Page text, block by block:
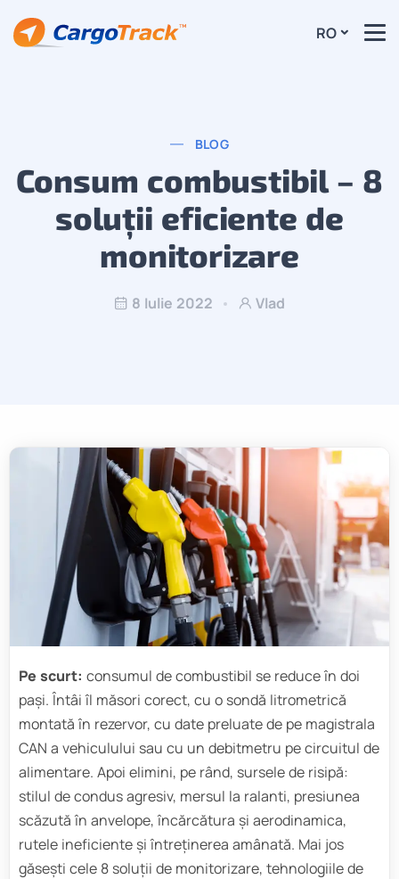
RO
BLOG
Consum combustibil – 8
soluții eficiente de
monitorizare
8 Iulie 2022 Vlad
Pe scurt: consumul de combustibil se reduce în doi
pași. Întâi îl măsori corect, cu o sondă litrometrică
montată în rezervor, cu date preluate de pe magistrala
CAN a vehiculului sau cu un debitmetru pe circuitul de
alimentare. Apoi elimini, pe rând, sursele de risipă:
stilul de condus agresiv, mersul la ralanti, presiunea
scăzută în anvelope, încărcătura și aerodinamica,
rutele ineficiente și întreținerea amânată. Mai jos
găsești cele 8 soluții de monitorizare, tehnologiile de